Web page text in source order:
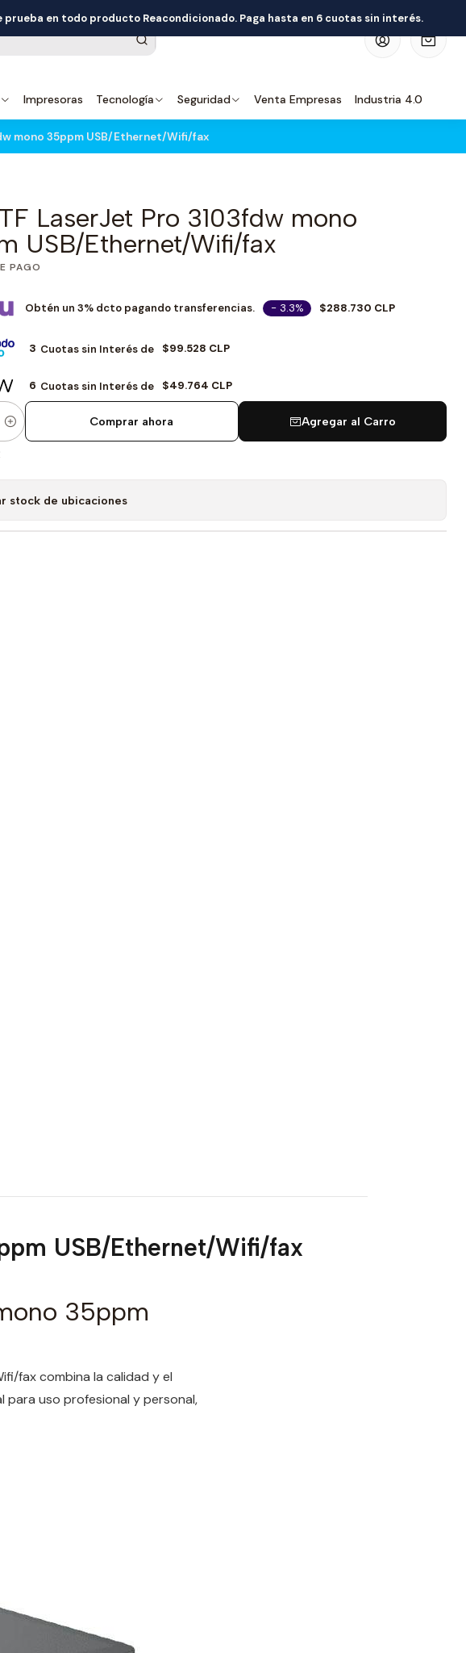
Impresoras Tecnología Seguridad Venta Empresas Industria 4.0
prueba en todo producto Reacondicionado. Paga hasta en 6 cuotas sin interés.
mono 35ppm USB/Ethernet/Wifi/fax
LaserJet Pro 3103fdw mono
USB/Ethernet/Wifi/fax
PAGO
Obtén un 3% dcto pagando transferencias. - 3.3% $288.730 CLP
3 Cuotas sin Interés de $99.528 CLP
6 Cuotas sin Interés de $49.764 CLP
Agregar al Carro
Comprar ahora
stock de ubicaciones
USB/Ethernet/Wifi/fax
35ppm
fax combina la calidad y el
para uso profesional y personal,